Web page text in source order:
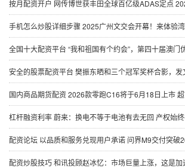
按月配资开户 网传博世获丰田全球百亿级ADAS定点
手机怎么炒股详细步骤 2025广州文交会开幕！来体验湾区数
全国十大配资平台 “我和祖国有个约会”，第四十届澳门优异生
安全的股票配资平台 樊振东晒和三个冠军奖杯合影，发
国内商品期货配资 2026款零跑C16将于6月18日上市
杠杆融资利率 蔚来：换电不等于电池有去无回 产权始
配资论坛 以品质和服务兑现用户承诺 问界M9交付突破
配资炒股技巧 和讯投顾赵冰忆：市场巨量上涨，这是